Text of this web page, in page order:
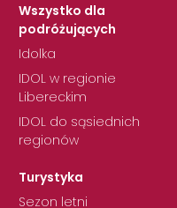
Wszystko dla
podróżujących
Idolka
IDOL w regionie
Libereckim
IDOL do sąsiednich
regionów
Turystyka
Sezon letni